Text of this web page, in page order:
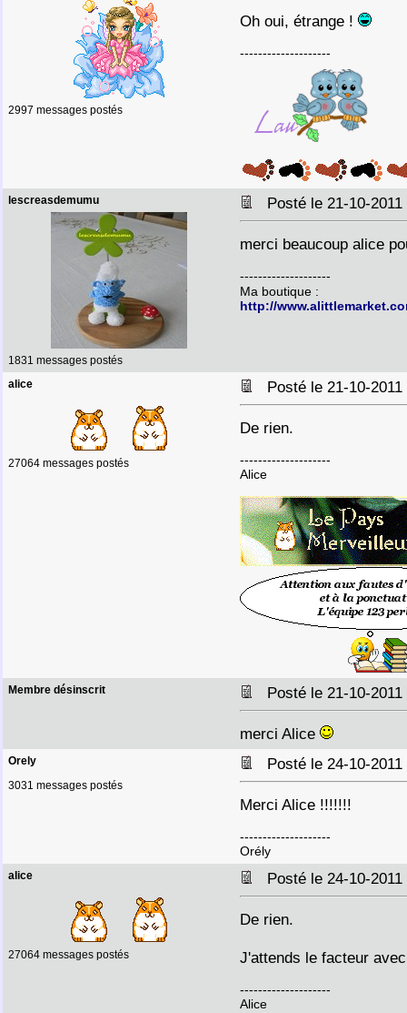
2997 messages postés
Oh oui, étrange !
--------------------
lescreasdemumu
1831 messages postés
Posté le 21-10-
merci beaucoup alice
--------------------
Ma boutique :
http://
alice
27064 messages postés
Posté le 21-10-
De rien.
--------------------
Alice
Membre désinscrit Posté le 21-10-
merci Alice
Orely
3031 messages postés
Posté le 24-10-
Merci Alice !!!!!!!
--------------------
Orély
alice
27064 messages postés
Posté le 24-10-
De rien.
J'attends le facteur
--------------------
Alice